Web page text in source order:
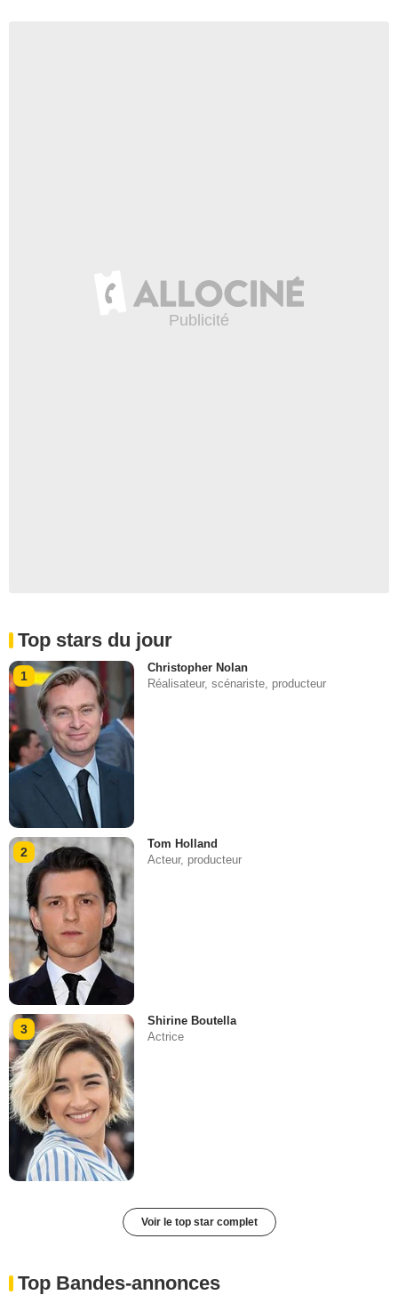
Top stars du jour
1
Christopher Nolan
Réalisateur, scénariste, producteur
2
Tom Holland
Acteur, producteur
3
Shirine Boutella
Actrice
Voir le top star complet
Top Bandes-annonces